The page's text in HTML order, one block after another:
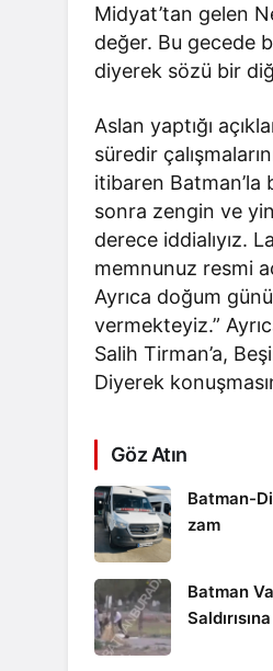
Midyat’tan gelen
değer. Bu gecede
diyerek sözü bir
Aslan yaptığı
süredir
itibaren Batman’la
sonra zengin ve
derece iddialıyız.
memnunuz resmi
Ayrıca doğum
vermekteyiz.”
Salih Tirman’a,
Diyerek
Göz Atın
Batman-
zam
Batman